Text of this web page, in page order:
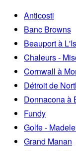
Anticosti
Banc Browns
Beauport à
Chaleurs -
Cornwall à
Détroit de
Donnacona à
Fundy
Golfe -
Grand Manan